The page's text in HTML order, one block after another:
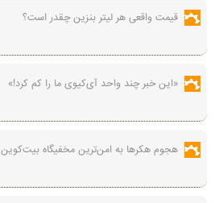
قیمت واقعی هر لیتر بنزین چقدر است؟
«این خبر چند واحد آی‌کیوی ما را کم کرد!»
هجوم هکرها به امن‌ترین مخفیگاه بیت‌کوین